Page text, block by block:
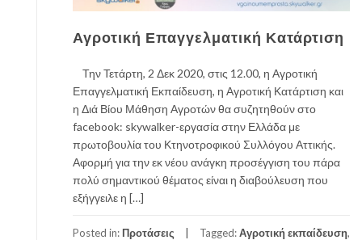
Αγροτική Επαγγελματική Κατάρτιση
Την Τετάρτη, 2 Δεκ 2020, στις 12.00, η Αγροτική
Επαγγελματική Εκπαίδευση, η Αγροτική Κατάρτιση και
η Διά Βίου Μάθηση Αγροτών θα συζητηθούν στο
facebook: skywalker-εργασία στην Ελλάδα με
πρωτοβουλία του Κτηνοτροφικού Συλλόγου Αττικής.
Αφορμή για την εκ νέου ανάγκη προσέγγιση του πάρα
πολύ σημαντικού θέματος είναι η διαβούλευση που
εξήγγειλε η […]
Posted in: Προτάσεις Tagged:Αγροτική εκπαίδευση,